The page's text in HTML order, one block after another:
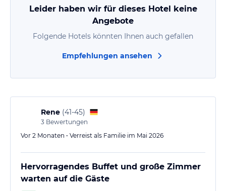
Leider haben wir für dieses Hotel keine
Angebote
Folgende Hotels könnten Ihnen auch gefallen
Empfehlungen ansehen
Rene (41-45)
3 Bewertungen
Vor 2 Monaten • Verreist als Familie im Mai 2026
Hervorragendes Buffet und große Zimmer
warten auf die Gäste